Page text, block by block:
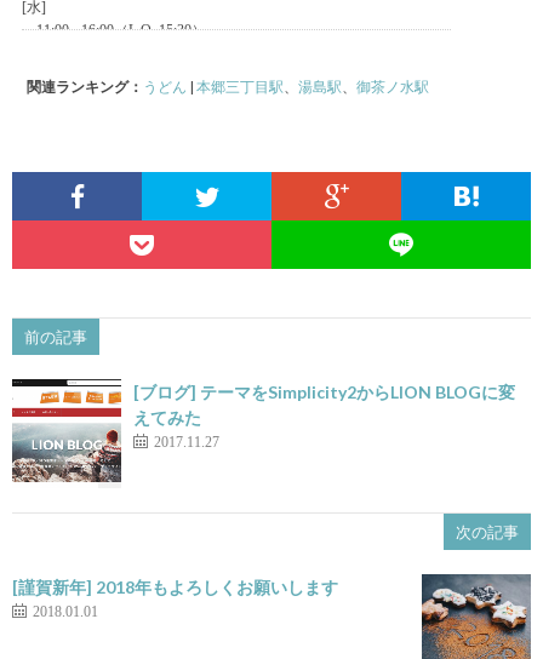
関連ランキング： うどん | 本郷三丁目駅 湯島駅 御茶ノ水駅
前の記事
[ブログ] テーマをSimplicity2からLION BLOGに変
えてみた
2017.11.27
次の記事
[謹賀新年] 2018年もよろしくお願いします
2018.01.01